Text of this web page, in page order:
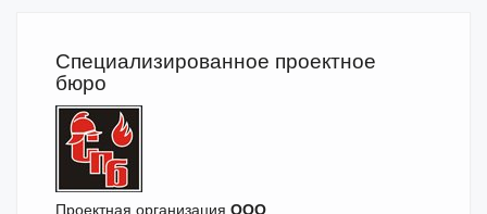
Специализированное проектное
бюро
Проектная организация ООО